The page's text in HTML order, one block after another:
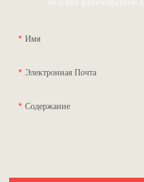
Имя
Электронная Почта
Содержание